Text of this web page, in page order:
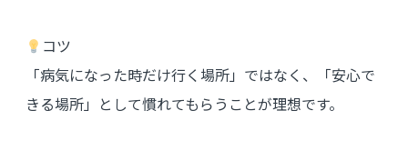
コツ
「病気になった時だけ行く場所」ではなく、「安心で
きる場所」として慣れてもらうことが理想です。